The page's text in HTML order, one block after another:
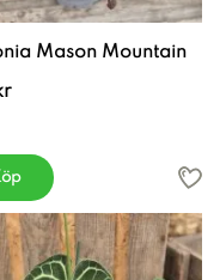
Mason Mountain